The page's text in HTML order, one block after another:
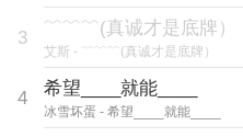
3 ﹌﹌﹌(真诚才是底牌）
艾斯 - ﹌﹌﹌(真诚才是底牌）
4 希望____就能____
冰雪坏蛋 - 希望____就能____